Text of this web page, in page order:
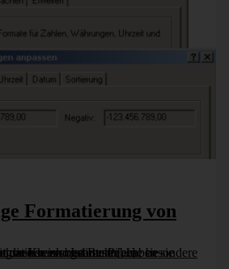
Formatierung von
sie möglichst gut näherungsweise zu bestimmen, haben sie verschiedenste Algorithmen hervorgebracht [...]